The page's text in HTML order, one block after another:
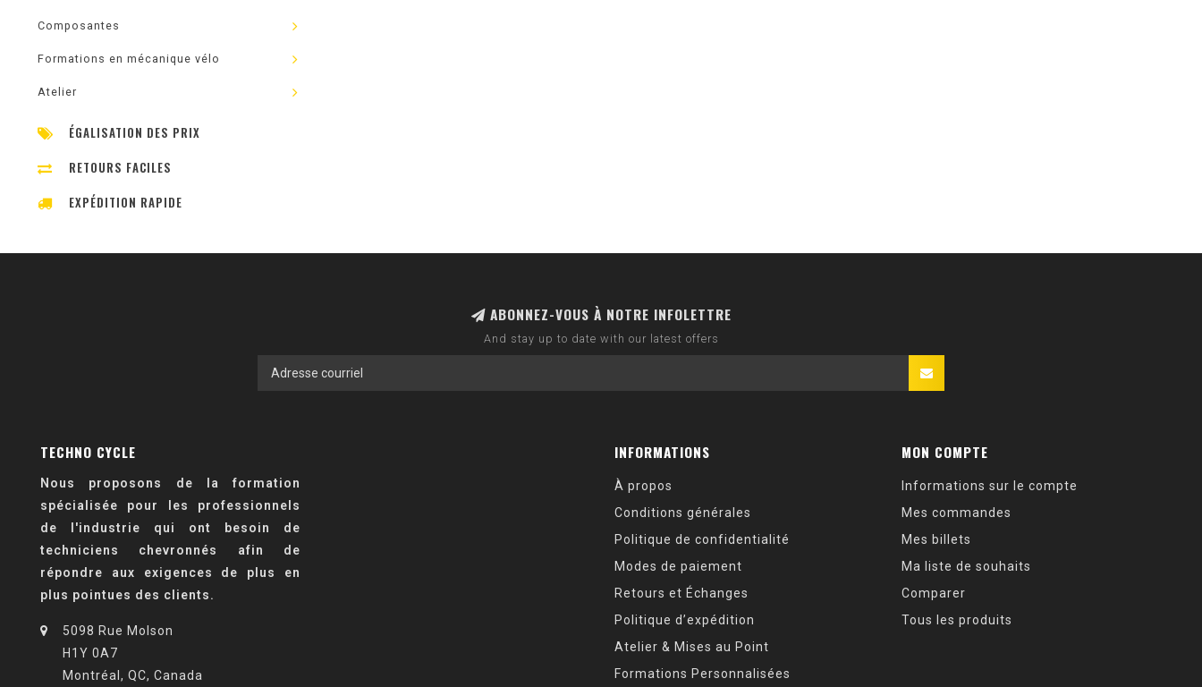
Composantes
Formations en mécanique vélo
Atelier
ÉGALISATION DES PRIX
RETOURS FACILES
EXPÉDITION RAPIDE
ABONNEZ-VOUS À NOTRE INFOLETTRE
And stay up to date with our latest offers
TECHNO CYCLE
Nous proposons de la formation
spécialisée pour les professionnels
de l'industrie qui ont besoin de
techniciens chevronnés afin de
répondre aux exigences de plus en
plus pointues des clients.
5098 Rue Molson
H1Y 0A7
Montréal, QC, Canada
INFORMATIONS
À propos
Conditions générales
Politique de confidentialité
Modes de paiement
Retours et Échanges
Politique d’expédition
Atelier & Mises au Point
Formations Personnalisées
MON COMPTE
Informations sur le compte
Mes commandes
Mes billets
Ma liste de souhaits
Comparer
Tous les produits